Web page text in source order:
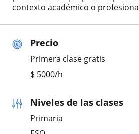
Precio
Primera clase gratis
$ 5000/h
Niveles de las clases
Primaria
contexto académico o